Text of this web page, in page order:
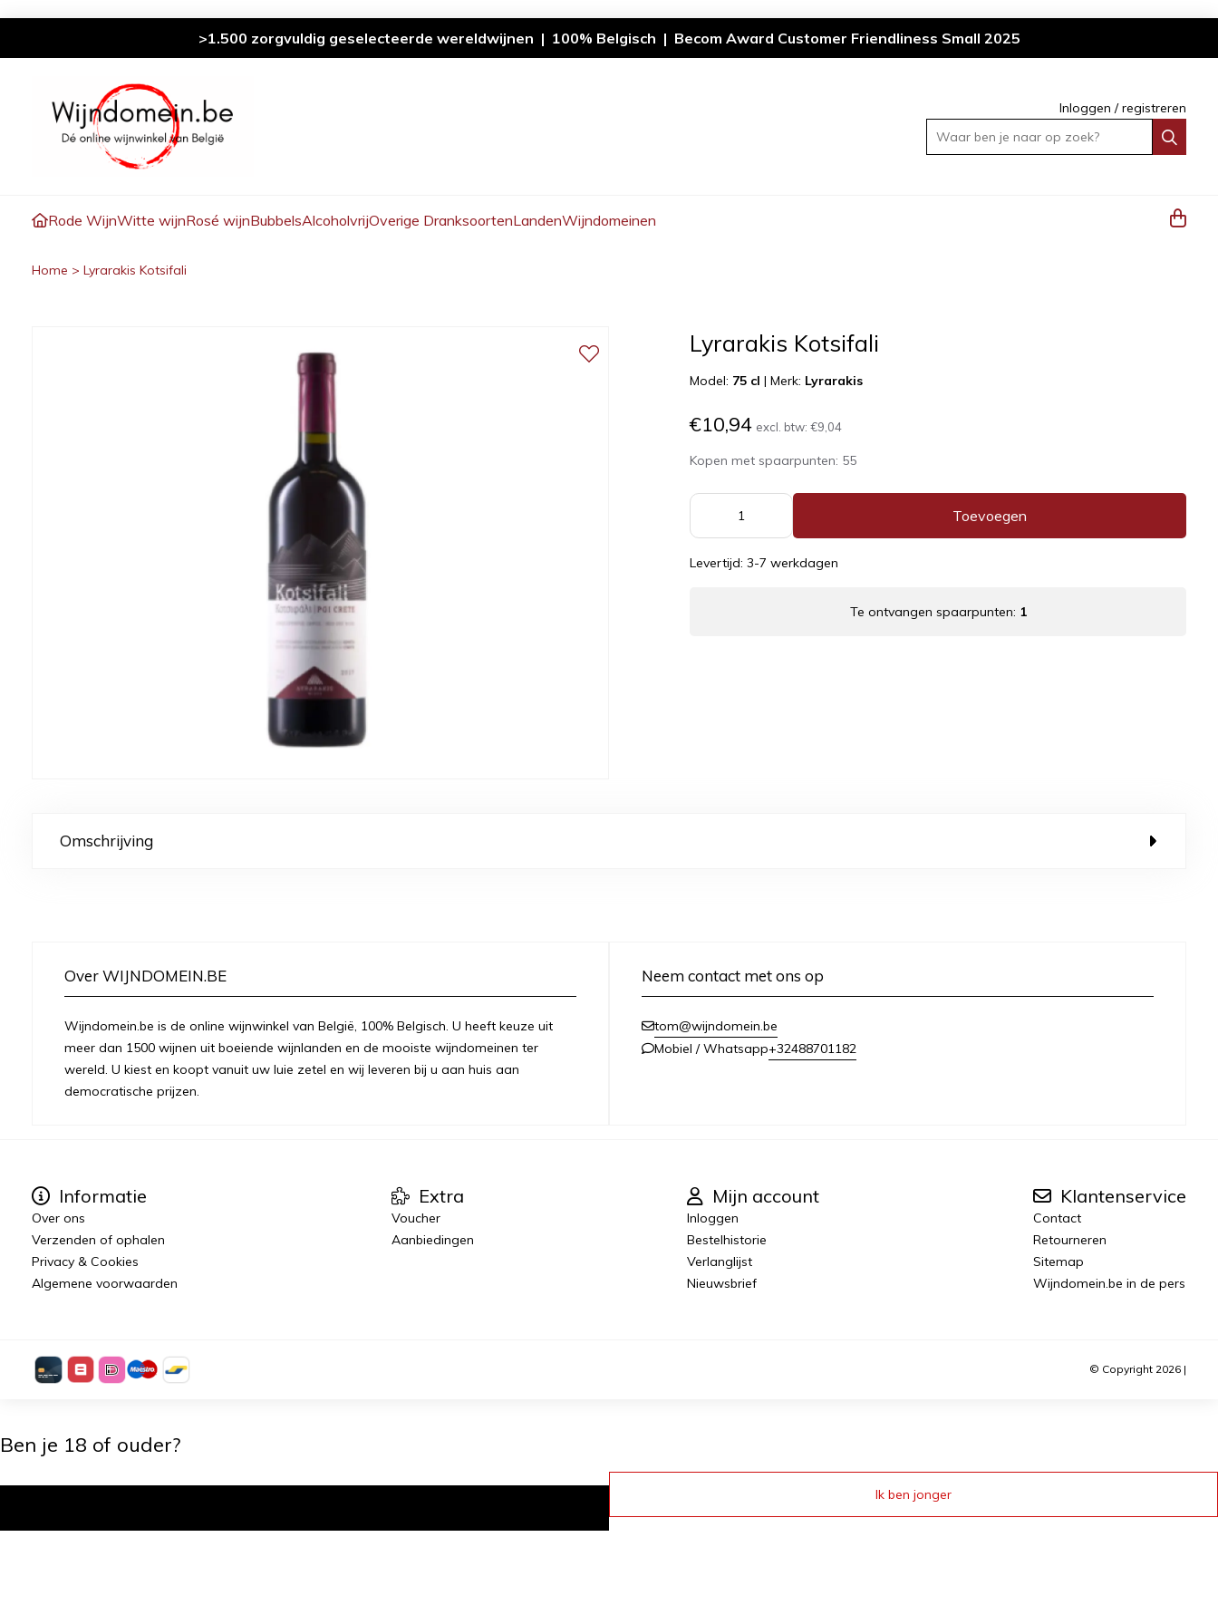
>1.500 zorgvuldig geselecteerde wereldwijnen | 100% Belgisch | Becom Award Customer Friendliness Small 2025
Inloggen /registreren
Waar ben je naar op zoek?
Rode WijnWitte wijnRosé wijnBubbelsAlcoholvrijOverige DranksoortenLandenWijndomeinen
Home > Lyrarakis Kotsifali
Lyrarakis Kotsifali
Model: 75 cl |Merk: Lyrarakis
€10,94 excl. btw:€9,04
Kopen met spaarpunten: 55
Toevoegen
Levertijd: 3-7 werkdagen
Te ontvangen spaarpunten: 1
Omschrijving
Over WIJNDOMEIN.BE
Wijndomein.be is de online wijnwinkel van België, 100% Belgisch. U heeft keuze uit
meer dan 1500 wijnen uit boeiende wijnlanden en de mooiste wijndomeinen ter
wereld. U kiest en koopt vanuit uw luie zetel en wij leveren bij u aan huis aan
democratische prijzen.
Neem contact met ons op
tom@wijndomein.be
Mobiel / Whatsapp+32488701182
Informatie
Over ons
Verzenden of ophalen
Privacy & Cookies
Algemene voorwaarden
Extra
Voucher
Aanbiedingen
Mijn account
Inloggen
Bestelhistorie
Verlanglijst
Nieuwsbrief
Klantenservice
Contact
Retourneren
Sitemap
Wijndomein.be in de pers
© Copyright 2026 |
Ben je 18 of ouder?
Ik ben jonger